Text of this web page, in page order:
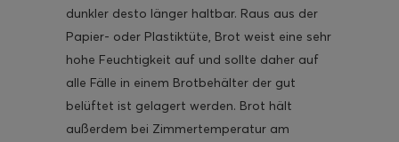
dunkler desto länger haltbar. Raus aus der
Papier- oder Plastiktüte, Brot weist eine sehr
hohe Feuchtigkeit auf und sollte daher auf
alle Fälle in einem Brotbehälter der gut
belüftet ist gelagert werden. Brot hält
außerdem bei Zimmertemperatur am